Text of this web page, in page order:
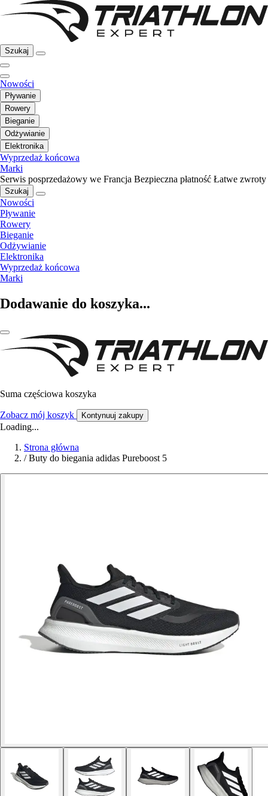
Szukaj
Nowości
Pływanie
Rowery
Bieganie
Odżywianie
Elektronika
Wyprzedaż końcowa
Marki
Serwis posprzedażowy we Francja Bezpieczna płatność Łatwe zwroty
Szukaj
Nowości
Pływanie
Rowery
Bieganie
Odżywianie
Elektronika
Wyprzedaż końcowa
Marki
Dodawanie do koszyka...
Suma częściowa koszyka
Zobacz mój koszyk Kontynuuj zakupy
Loading...
Strona główna
/ Buty do biegania adidas Pureboost 5